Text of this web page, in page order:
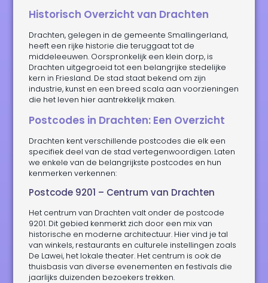
Historisch Overzicht van Drachten
Drachten, gelegen in de gemeente Smallingerland,
heeft een rijke historie die teruggaat tot de
middeleeuwen. Oorspronkelijk een klein dorp, is
Drachten uitgegroeid tot een belangrijke stedelijke
kern in Friesland. De stad staat bekend om zijn
industrie, kunst en een breed scala aan voorzieningen
die het leven hier aantrekkelijk maken.
Postcodes in Drachten: Een Overzicht
Drachten kent verschillende postcodes die elk een
specifiek deel van de stad vertegenwoordigen. Laten
we enkele van de belangrijkste postcodes en hun
kenmerken verkennen:
Postcode 9201 – Centrum van Drachten
Het centrum van Drachten valt onder de postcode
9201. Dit gebied kenmerkt zich door een mix van
historische en moderne architectuur. Hier vind je tal
van winkels, restaurants en culturele instellingen zoals
De Lawei, het lokale theater. Het centrum is ook de
thuisbasis van diverse evenementen en festivals die
jaarlijks duizenden bezoekers trekken.